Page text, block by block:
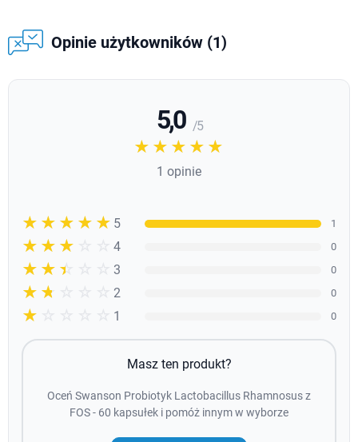
Opinie użytkowników (1)
5,0 / 5
☆☆☆☆☆
★★★★★
1 opinie
☆☆☆☆☆
★★★★★ 5 1
☆☆☆☆☆
★★★★ 4 0
☆☆☆☆☆
★★★ 3 0
☆☆☆☆☆
★★ 2 0
☆☆☆☆☆
★ 1 0
Masz ten produkt?
Oceń Swanson Probiotyk Lactobacillus Rhamnosus z
FOS - 60 kapsułek i pomóż innym w wyborze